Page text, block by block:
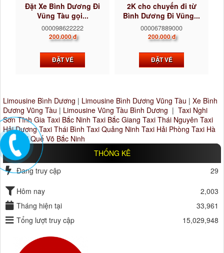
Đặt Xe Bình Dương Đi
Vũng Tàu gọi...
000098622222
200.000 đ
ĐẶT VÉ
2K cho chuyến đi từ
Bình Dương Đi Vũng...
000067889000
200.000 đ
ĐẶT VÉ
Limousine Bình Dương | Limousine Bình Dương Vũng Tàu | Xe Bình
Dương Vũng Tàu | Limousine Vũng Tàu Bình Dương | Taxi Nghi
Sơn Tĩnh Gia Taxi Bắc Ninh Taxi Bắc Giang Taxi Thái Nguyên Taxi
Hải Dương Taxi Thái Bình Taxi Quảng Ninh Taxi Hải Phòng Taxi Hà
Nội Taxi Quế Võ Bắc Ninh
THỐNG KÊ
Đang truy cập
29
Hôm nay
2,003
Tháng hiện tại
33,961
Tổng lượt truy cập
15,029,948